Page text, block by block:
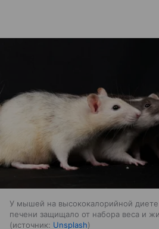
У мышей на высококалорийной
печени защищало от набора веса и
источник: Unsplash